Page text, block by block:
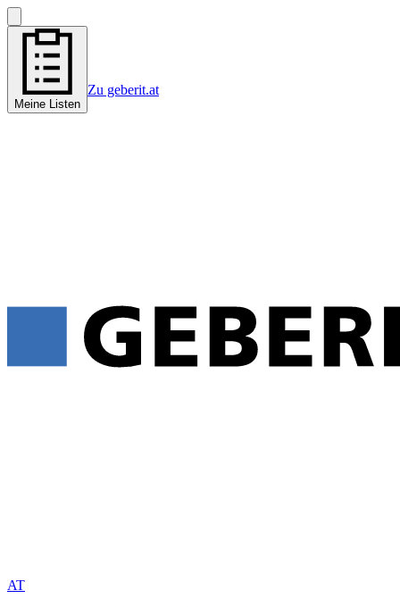
Meine Listen
Zu geberit.at
AT